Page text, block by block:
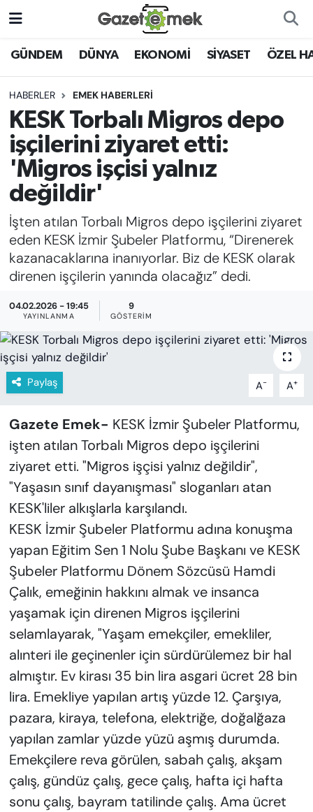
GÜNDEM DÜNYA EKONOMİ SİYASET ÖZEL
HABERLER EMEK HABERLERİ
KESK Torbalı Migros depo
işçilerini ziyaret etti:
'Migros işçisi yalnız
değildir'
İşten atılan Torbalı Migros depo işçilerini ziyaret
eden KESK İzmir Şubeler Platformu, “Direnerek
kazanacaklarına inanıyorlar. Biz de KESK olarak
direnen işçilerin yanında olacağız” dedi.
04.02.2026 - 19:45
YAYINLANMA
9
GÖSTERIM
Paylaş A- A+
Gazete Emek- KESK İzmir Şubeler Platformu,
işten atılan Torbalı Migros depo işçilerini
ziyaret etti. "Migros işçisi yalnız değildir",
"Yaşasın sınıf dayanışması" sloganları atan
KESK'liler alkışlarla karşılandı.
KESK İzmir Şubeler Platformu adına konuşma
yapan Eğitim Sen 1 Nolu Şube Başkanı ve KESK
Şubeler Platformu Dönem Sözcüsü Hamdi
Çalık, emeğinin hakkını almak ve insanca
yaşamak için direnen Migros işçilerini
selamlayarak, "Yaşam emekçiler, emekliler,
alınteri ile geçinenler için sürdürülemez bir hal
almıştır. Ev kirası 35 bin lira asgari ücret 28 bin
lira. Emekliye yapılan artış yüzde 12. Çarşıya,
pazara, kiraya, telefona, elektriğe, doğalğaza
yapılan zamlar yüzde yüzü aşmış durumda.
Emekçilere reva görülen, sabah çalış, akşam
çalış, gündüz çalış, gece çalış, hafta içi hafta
sonu çalış, bayram tatilinde çalış. Ama ücret
DÜNYA
EKONOMİ
EMEK HABERLERİ
YENİ MEDYADA EMEK
GAZETECİLİĞİNİ GELİŞTİRMEK
FAYDALI BİLGİLER
GÜNDEM
EĞİTİM
KADIN
SAĞLIK
SPOR
KÜLTÜR-SANAT
MAGAZİN
ÖZEL HABER
YAZAR KÖŞESİ
SİYASET
VAN VE DİYARBAKIR HABERLERİ
Nöbetçi Eczaneler
Hava Durumu
İstanbul Namaz Vakitleri
Trafik Durumu
Süper Lig Puan Durumu ve Fikstür
Tüm Manşetler
Son Dakika Haberleri
Haber Arşivi